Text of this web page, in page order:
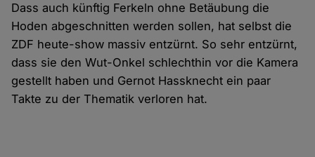
Dass auch künftig Ferkeln ohne Betäubung die
Hoden abgeschnitten werden sollen, hat selbst die
ZDF heute-show massiv entzürnt. So sehr entzürnt,
dass sie den Wut-Onkel schlechthin vor die Kamera
gestellt haben und Gernot Hassknecht ein paar
Takte zu der Thematik verloren hat.